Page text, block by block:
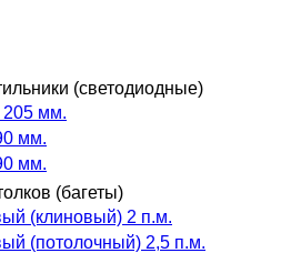
(светодиодные)
205 мм.
мм.
мм.
(багеты)
(клиновый) 2 п.м.
(потолочный) 2,5 п.м.